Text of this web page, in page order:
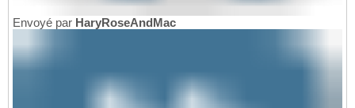
Envoyé par HaryRoseAndMac